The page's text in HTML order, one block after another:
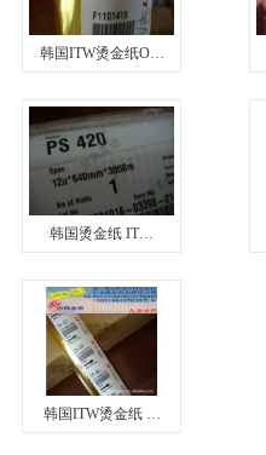
限公司成为韩国ITW烫金纸华东区代理商
本东洋烫金纸TORAY烫金纸华东区总
韩国ITW烫金纸O…
韩国烫金纸 IT…
韩国ITW烫金纸 …